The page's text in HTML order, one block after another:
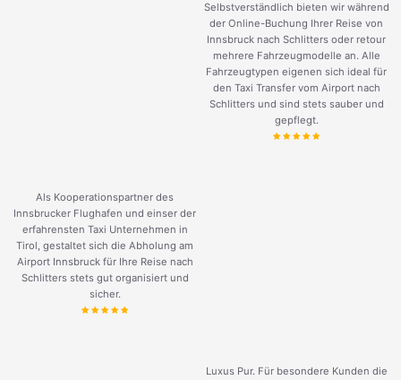
Selbstverständlich bieten wir während
der Online-Buchung Ihrer Reise von
Innsbruck nach Schlitters oder retour
mehrere Fahrzeugmodelle an. Alle
Fahrzeugtypen eigenen sich ideal für
den Taxi Transfer vom Airport nach
Schlitters und sind stets sauber und
gepflegt.
Als Kooperationspartner des
Innsbrucker Flughafen und einser der
erfahrensten Taxi Unternehmen in
Tirol, gestaltet sich die Abholung am
Airport Innsbruck für Ihre Reise nach
Schlitters stets gut organisiert und
sicher.
Luxus Pur. Für besondere Kunden die